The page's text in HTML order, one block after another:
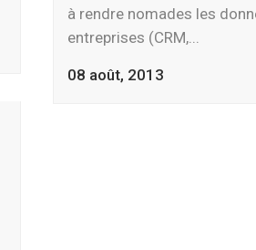
à rendre nomades les
entreprises (CRM,...
08 août, 2013